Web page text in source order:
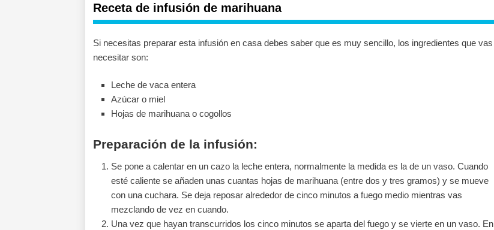
Receta de infusión de marihuana
Si necesitas preparar esta infusión en casa debes saber que es muy sencillo, los ingredientes que
necesitar son:
Leche de vaca entera
Azúcar o miel
Hojas de marihuana o cogollos
Preparación de la infusión:
Se pone a calentar en un cazo la leche entera, normalmente la medida es la de un vaso. Cuando
esté caliente se añaden unas cuantas hojas de marihuana (entre dos y tres gramos) y se mueve
con una cuchara. Se deja reposar alrededor de cinco minutos a fuego medio mientras vas
mezclando de vez en cuando.
Una vez que hayan transcurridos los cinco minutos se aparta del fuego y se vierte en un vaso. En